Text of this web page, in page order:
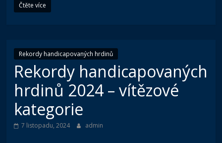
Čtěte více
Rekordy handicapovaných hrdinů
Rekordy handicapovaných
hrdinů 2024 – vítězové
kategorie
7 listopadu, 2024 admin